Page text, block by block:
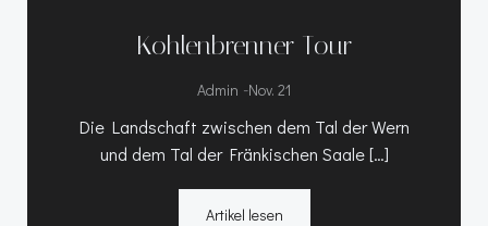
Kohlenbrenner Tour
Admin -Nov. 21
Die Landschaft zwischen dem Tal der Wern
und dem Tal der Fränkischen Saale […]
Artikel lesen